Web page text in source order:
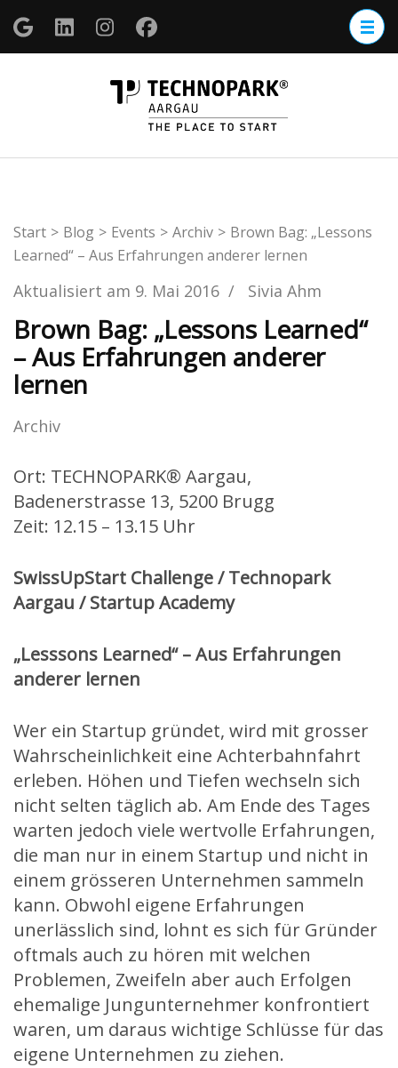
Zum
Inhalt
springen
Start > Blog > Events > Archiv > Brown Bag: „Lessons
Learned“ – Aus Erfahrungen anderer lernen
Aktualisiert am 9. Mai 2016 / Sivia Ahm
Brown Bag: „Lessons Learned“
– Aus Erfahrungen anderer
lernen
Archiv
Ort: TECHNOPARK® Aargau,
Badenerstrasse 13, 5200 Brugg
Zeit: 12.15 – 13.15 Uhr
SwissUpStart Challenge / Technopark
Aargau / Startup Academy
„Lesssons Learned“ – Aus Erfahrungen
anderer lernen
Wer ein Startup gründet, wird mit grosser
Wahrscheinlichkeit eine Achterbahnfahrt
erleben. Höhen und Tiefen wechseln sich
nicht selten täglich ab. Am Ende des Tages
warten jedoch viele wertvolle Erfahrungen,
die man nur in einem Startup und nicht in
einem grösseren Unternehmen sammeln
kann. Obwohl eigene Erfahrungen
unerlässlich sind, lohnt es sich für Gründer
oftmals auch zu hören mit welchen
Problemen, Zweifeln aber auch Erfolgen
ehemalige Jungunternehmer konfrontiert
waren, um daraus wichtige Schlüsse für das
eigene Unternehmen zu ziehen.